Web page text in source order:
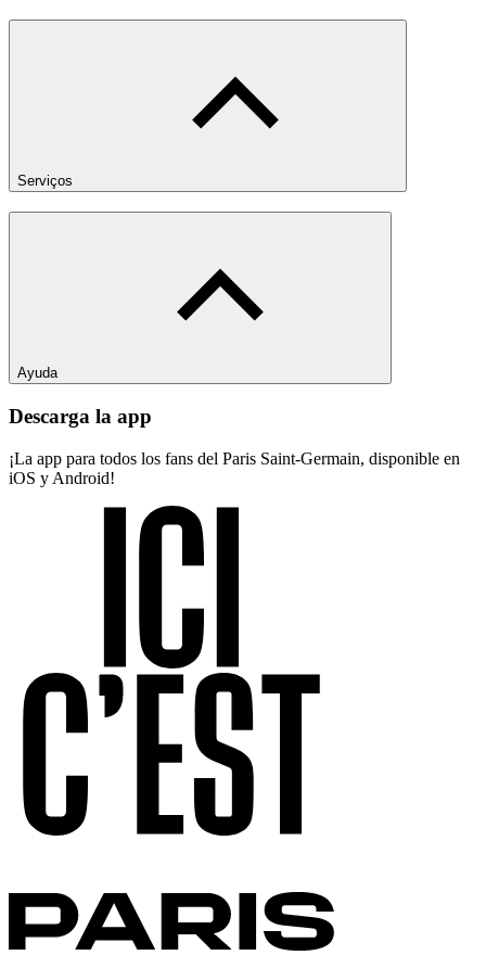
Serviços
Ayuda
Descarga la app
¡La app para todos los fans del Paris Saint-Germain, disponible en
iOS y Android!